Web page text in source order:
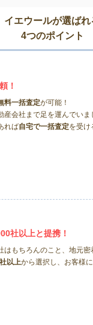
イエウールが選ばれ
4つのポイント
！
料一括査定が可能！
産会社まで足を運んでい
れば自宅で一括査定を受け
社以上と提携！
はもちろんのこと、地元
以上から選択し、お客様